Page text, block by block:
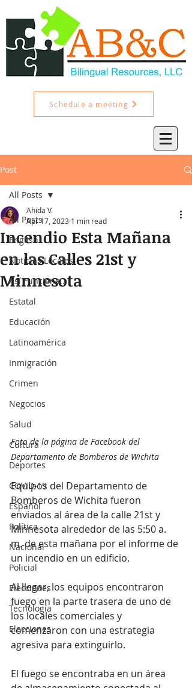
Schedule a meeting
Post
All Posts
English
Noticias Locales
Así Funciona...
Estatal
Educación
Latinoamérica
Inmigración
Crimen
Negocios
Salud
Cultura
Deportes
COVID-19
Español
Política
Nacional
Policial
Elecciones
Tecnología
Elecciones
All Posts
Incendio Esta Mañana
en las Calles 21st y
Minnesota
Ahida V.
Apr 17, 2023 1 min read
Foto de la página de Facebook del
Departamento de Bomberos de Wichita
Equipos del Departamento de
Bomberos de Wichita fueron
enviados al área de la calle 21st y
Minnesota alrededor de las 5:50 a.
m. de esta mañana por el informe de
un incendio en un edificio.
Al llegar, los equipos encontraron
fuego en la parte trasera de uno de
los locales comerciales y
comenzaron con una estrategia
agresiva para extinguirlo.
El fuego se encontraba en un área